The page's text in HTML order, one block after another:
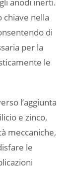
anodi inerti.
chiave nella
di
per la
le
l’aggiunta
e zinco,
meccaniche,
le